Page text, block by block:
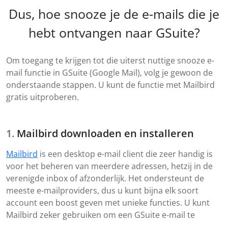
Dus, hoe snooze je de e-mails die je
hebt ontvangen naar GSuite?
Om toegang te krijgen tot die uiterst nuttige snooze e-
mail functie in GSuite (Google Mail), volg je gewoon de
onderstaande stappen. U kunt de functie met Mailbird
gratis uitproberen.
Mailbird downloaden en installeren
Mailbird is een desktop e-mail client die zeer handig is
voor het beheren van meerdere adressen, hetzij in de
verenigde inbox of afzonderlijk. Het ondersteunt de
meeste e-mailproviders, dus u kunt bijna elk soort
account een boost geven met unieke functies. U kunt
Mailbird zeker gebruiken om een GSuite e-mail te